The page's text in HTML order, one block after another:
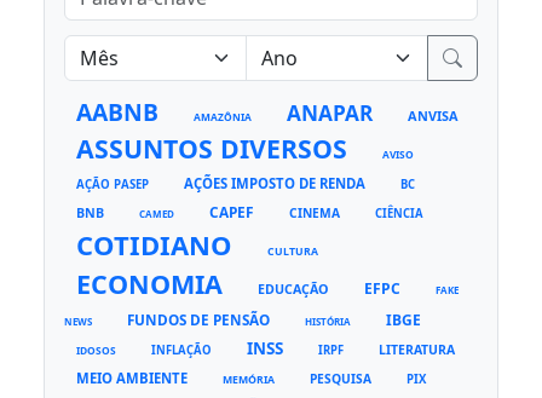
AABNB AMAZÔNIA ANAPAR ANVISA
ASSUNTOS DIVERSOS AVISO
AÇÃO PASEP AÇÕES IMPOSTO DE RENDA BC
BNB CAMED CAPEF CINEMA CIÊNCIA
COTIDIANO CULTURA
ECONOMIA EDUCAÇÃO EFPC FAKE
NEWS FUNDOS DE PENSÃO HISTÓRIA IBGE
IDOSOS INFLAÇÃO INSS IRPF LITERATURA
MEIO AMBIENTE MEMÓRIA PESQUISA PIX